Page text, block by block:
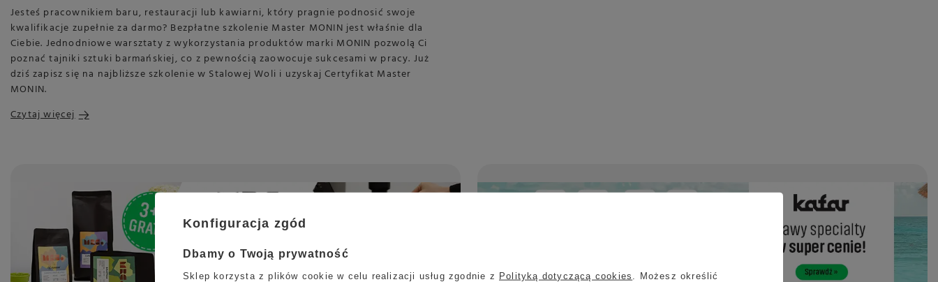
Jesteś pracownikiem baru, restauracji lub kawiarni, który pragnie podnosić swoje
kwalifikacje zupełnie za darmo? Bezpłatne szkolenie Master MONIN jest właśnie dla
Ciebie. Jednodniowe warsztaty z wykorzystania produktów marki MONIN pozwolą Ci
poznać tajniki sztuki barmańskiej, co z pewnością zaowocuje sukcesami w pracy. Już
dziś zapisz się na najbliższe szkolenie w Stalowej Woli i uzyskaj Certyfikat Master
MONIN.
Czytaj więcej
Konfiguracja zgód
Dbamy o Twoją prywatność
Sklep korzysta z plików cookie w celu realizacji usług zgodnie z Polityką dotyczącą cookies
. Możesz określić